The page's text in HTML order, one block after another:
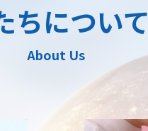
ちについて
About Us